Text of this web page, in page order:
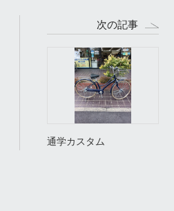
次の記事
通学カスタム